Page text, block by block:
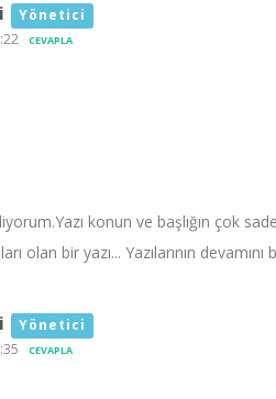
Yönetici
CEVAPLA
konun ve başlığın çok
olan bir yazı... Yazılarının devamını
Yönetici
CEVAPLA